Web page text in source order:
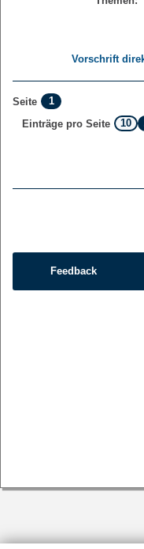
Vorschrift
Seite
1
Einträge pro Seite
10
Feedback